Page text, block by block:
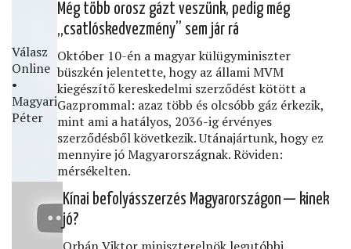
Válasz
Online
•
Magyari
Péter
Még több orosz gázt veszünk, pedig még
„csatlóskedvezmény” sem jár rá
Október 10-én a magyar külügyminiszter
büszkén jelentette, hogy az állami MVM
kiegészítő kereskedelmi szerződést kötött a
Gazprommal: azaz több és olcsóbb gáz érkezik,
mint ami a hatályos, 2036-ig érvényes
szerződésből következik. Utánajártunk, hogy ez
mennyire jó Magyarországnak. Röviden:
mérsékelten.
Kínai befolyásszerzés Magyarországon — kinek
jó?
Orbán Viktor miniszterelnök legutóbbi,